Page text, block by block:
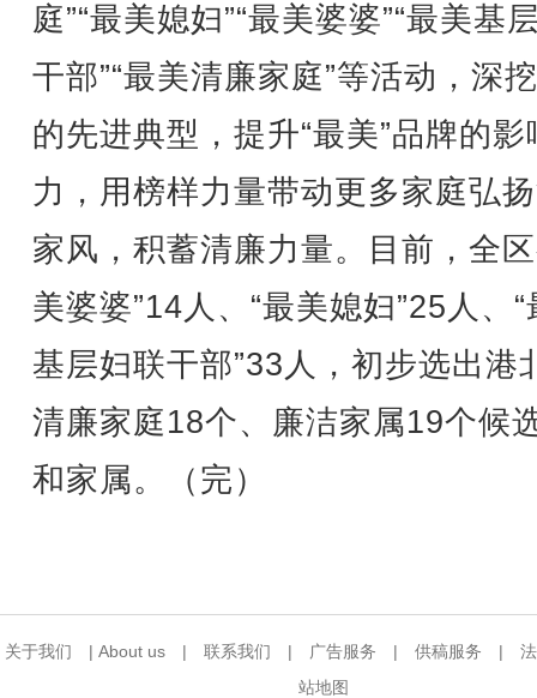
庭”“最美媳妇”“最美婆婆”“最美基
干部”“最美清廉家庭”等活动，深
的先进典型，提升“最美”品牌的影
力，用榜样力量带动更多家庭弘
家风，积蓄清廉力量。目前，全
美婆婆”14人、“最美媳妇”25人、“
基层妇联干部”33人，初步选出港
清廉家庭18个、廉洁家属19个候
和家属。（完）
关于我们 | About us | 联系我们 | 广告服务 | 供稿服务 |
站地图